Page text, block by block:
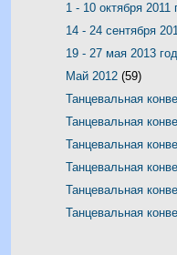
1 - 10 октября 2011
14 - 24 сентября
19 - 27 мая 2013
Май 2012 (59)
Танцевальная
Танцевальная
Танцевальная
Танцевальная
Танцевальная
Танцевальная